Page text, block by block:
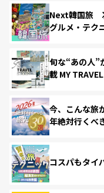
Next韓国旅
グルメ・テク
旬な“あの人”
載 MY
今、こんな旅
年絶対行くべ
コスパもタイ